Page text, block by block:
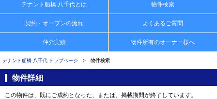
テナント船橋 八千代とは 物件検索
契約・オープンの流れ よくあるご質問
仲介実績 物件所有のオーナー様へ
テナント船橋 八千代 トップページ > 物件検索
物件詳細
この物件は、既にご成約となった、または、掲載期間が終了しています。